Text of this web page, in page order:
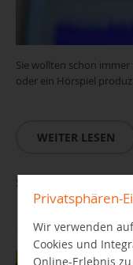
Sie wollten schon
oder ein Hörspiel
WEITER LESEN
Stop Motion - Mein
16.10.2026 13:00 Uhr
Privatsphären-
Wir verwenden
Cookies und
Online-Erlebnis